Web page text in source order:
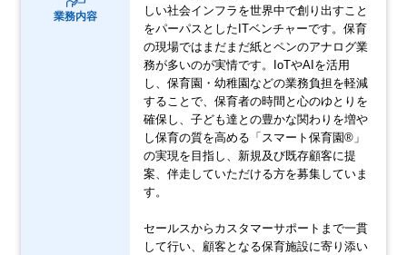
業務内容
しい社会インフラを世界中で創り出すこと
をパーパスとしたITベンチャーです。保育
の現場ではまだまだ紙とペンのアナログ業
務が多いのが実情です。IoTやAIを活用
し、保育園・幼稚園などの業務負担を軽減
することで、保育者の時間と心のゆとりを
確保し、子ども達との豊かな関わりを増や
し保育の質を高める「スマート保育園®」
の実現を目指し、新規及び既存顧客に提
案、伴走していただける方を募集していま
す。
セールスからカスタマーサポートまで一貫
して行い、顧客となる保育施設に寄り添い